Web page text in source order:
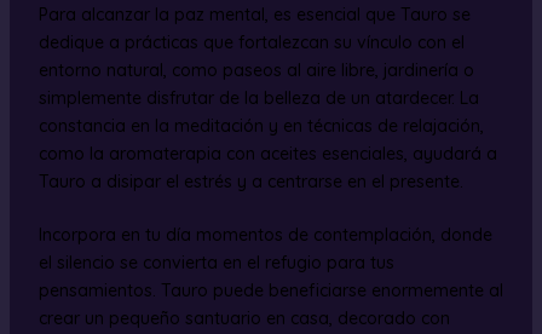
Para alcanzar la paz mental, es esencial que Tauro se
dedique a prácticas que fortalezcan su vínculo con el
entorno natural, como paseos al aire libre, jardinería o
simplemente disfrutar de la belleza de un atardecer. La
constancia en la meditación y en técnicas de relajación,
como la aromaterapia con aceites esenciales, ayudará a
Tauro a disipar el estrés y a centrarse en el presente.
Incorpora en tu día momentos de contemplación, donde
el silencio se convierta en el refugio para tus
pensamientos. Tauro puede beneficiarse enormemente al
crear un pequeño santuario en casa, decorado con